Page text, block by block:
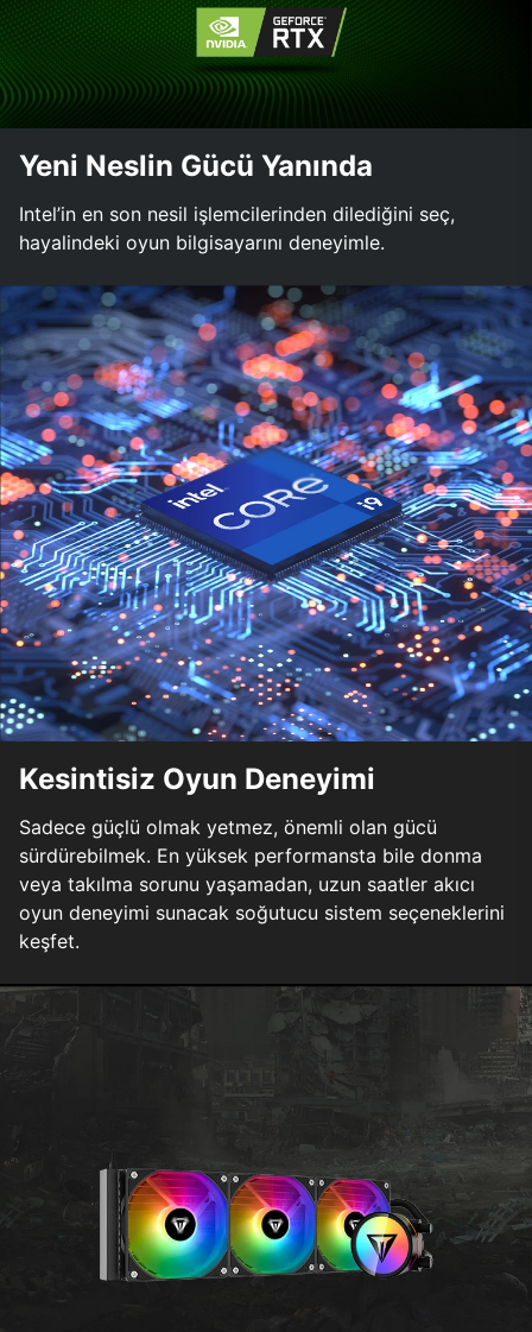
Yeni Neslin Gücü Yanında
Intel’in en son nesil işlemcilerinden dilediğini seç,
hayalindeki oyun bilgisayarını deneyimle.
Kesintisiz Oyun Deneyimi
Sadece güçlü olmak yetmez, önemli olan gücü
sürdürebilmek. En yüksek performansta bile donma
veya takılma sorunu yaşamadan, uzun saatler akıcı
oyun deneyimi sunacak soğutucu sistem seçeneklerini
keşfet.